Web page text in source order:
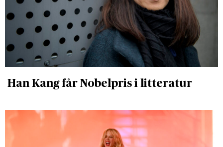
Han Kang får Nobelpris i litteratur